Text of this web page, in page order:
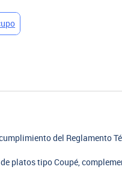
del Reglamento
platos tipo Coupé,